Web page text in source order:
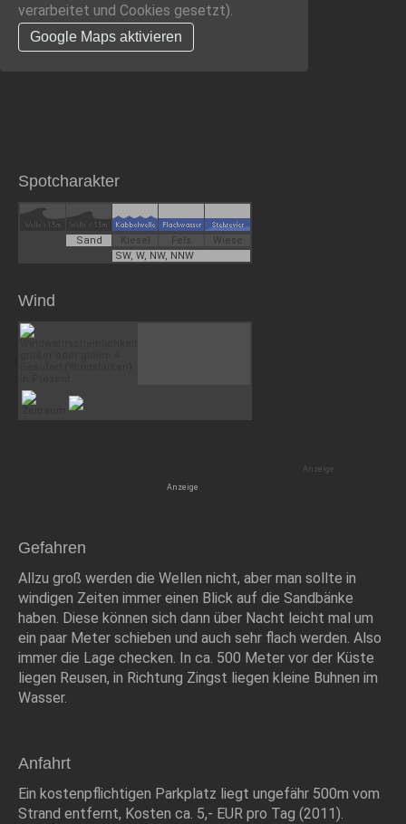
verarbeitet und Cookies gesetzt).
Google Maps aktivieren
Spotcharakter
Sand Kiesel Fels
Wiese
SW, W, NW, NNW
Wind
Gefahren
Allzu groß werden die Wellen nicht, aber man sollte in
windigen Zeiten immer einen Blick auf die Sandbänke
haben. Diese können sich dann über Nacht leicht mal um
ein paar Meter schieben und auch sehr flach werden. Also
immer die Lage checken. In ca. 500 Meter vor der Küste
liegen Reusen, in Richtung Zingst liegen kleine Buhnen im
Wasser.
Anfahrt
Ein kostenpflichtigen Parkplatz liegt ungefähr 500m vom
Strand entfernt, Kosten ca. 5,- EUR pro Tag (2011).